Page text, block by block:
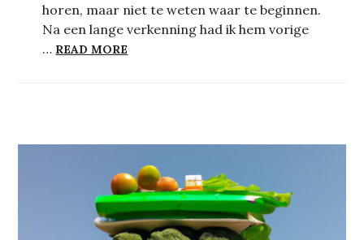
horen, maar niet te weten waar te beginnen.
Na een lange verkenning had ik hem vorige
… READ MORE